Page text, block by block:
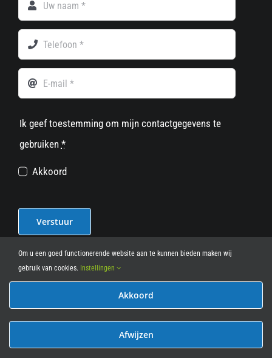
Ik geef toestemming om mijn contactgegevens te
gebruiken *
Akkoord
Verstuur
© 2012 - 2026• Leasy Bike • All Rights Reserved • powered
Om u een goed functionerende website aan te kunnen bieden maken wij
gebruik van cookies. Instellingen
Akkoord
Afwijzen